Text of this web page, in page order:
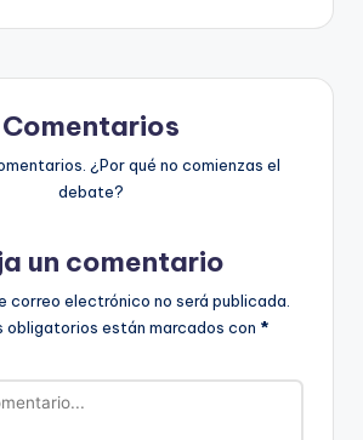
Comentarios
¿Por qué no comienzas el
debate?
un comentario
correo electrónico no será publicada.
obligatorios están marcados con *